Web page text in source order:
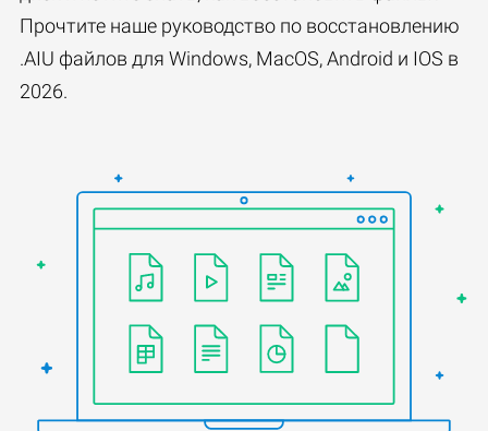
Прочтите наше руководство по восстановлению
.AIU файлов для Windows, MacOS, Android и IOS в
2026.